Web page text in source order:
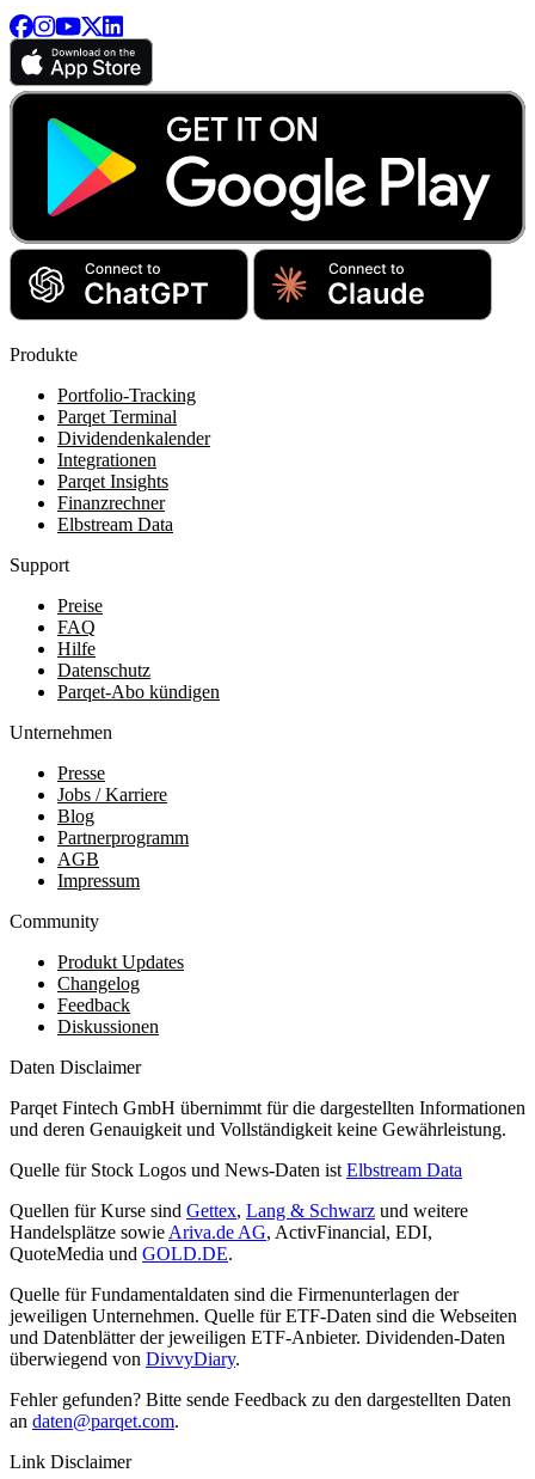
Produkte
Portfolio-Tracking
Parqet Terminal
Dividendenkalender
Integrationen
Parqet Insights
Finanzrechner
Elbstream Data
Support
Preise
FAQ
Hilfe
Datenschutz
Parqet-Abo kündigen
Unternehmen
Presse
Jobs / Karriere
Blog
Partnerprogramm
AGB
Impressum
Community
Produkt Updates
Changelog
Feedback
Diskussionen
Daten Disclaimer
Parqet Fintech GmbH übernimmt für die dargestellten Informationen
und deren Genauigkeit und Vollständigkeit keine Gewährleistung.
Quelle für Stock Logos und News-Daten ist Elbstream Data
Quellen für Kurse sind Gettex, Lang & Schwarz und weitere
Handelsplätze sowie Ariva.de AG, ActivFinancial, EDI,
QuoteMedia und GOLD.DE.
Quelle für Fundamentaldaten sind die Firmenunterlagen der
jeweiligen Unternehmen. Quelle für ETF-Daten sind die Webseiten
und Datenblätter der jeweiligen ETF-Anbieter. Dividenden-Daten
überwiegend von DivvyDiary.
Fehler gefunden? Bitte sende Feedback zu den dargestellten Daten
an daten@parqet.com.
Link Disclaimer